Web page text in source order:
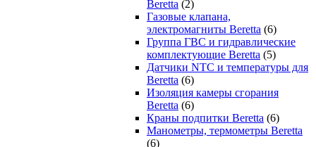
Beretta (2)
Газовые клапана,
электромагниты Beretta (6)
Группа ГВС и гидравлические
комплектующие Beretta (5)
Датчики NTC и температуры для
Beretta (6)
Изоляция камеры сгорания
Beretta (6)
Краны подпитки Beretta (6)
Манометры, термометры Beretta
(6)